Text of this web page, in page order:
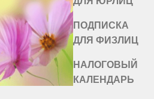
ПОДПИСКА
ДЛЯ ФИЗЛИЦ
НАЛОГОВЫЙ
КАЛЕНДАРЬ